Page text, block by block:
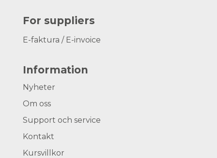
For suppliers
E-faktura / E-invoice
Information
Nyheter
Om oss
Support och service
Kontakt
Kursvillkor